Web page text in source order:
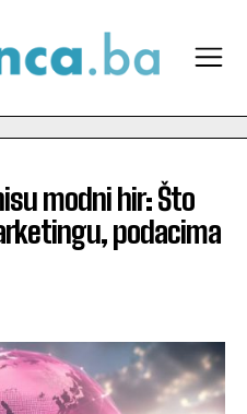
modni hir: Što
podacima